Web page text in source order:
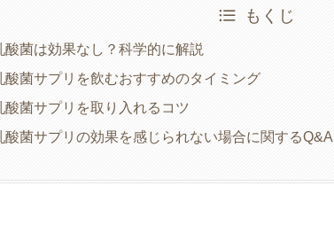
もくじ
酸菌は効果なし？科学的に解説
酸菌サプリを飲むおすすめのタイミング
酸菌サプリを取り入れるコツ
酸菌サプリの効果を感じられない場合に関するQ&A